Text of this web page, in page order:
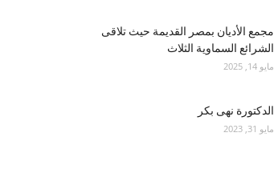
مجمع الأديان بمصر القديمة حيث تلاقى
الشرائع السماوية الثلاث
مايو 14, 2025
الدكتورة نهى بكر
مايو 31, 2023